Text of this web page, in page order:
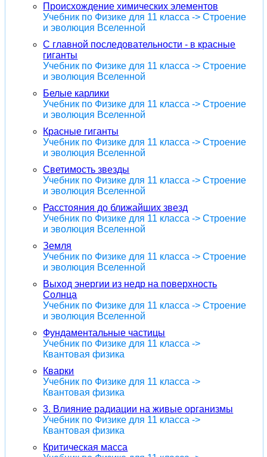
Происхождение химических элементов
Учебник по Физике для 11 класса -> Строение
и эволюция Вселенной
С главной последовательности - в красные
гиганты
Учебник по Физике для 11 класса -> Строение
и эволюция Вселенной
Белые карлики
Учебник по Физике для 11 класса -> Строение
и эволюция Вселенной
Красные гиганты
Учебник по Физике для 11 класса -> Строение
и эволюция Вселенной
Светимость звезды
Учебник по Физике для 11 класса -> Строение
и эволюция Вселенной
Расстояния до ближайших звезд
Учебник по Физике для 11 класса -> Строение
и эволюция Вселенной
Земля
Учебник по Физике для 11 класса -> Строение
и эволюция Вселенной
Выход энергии из недр на поверхность
Солнца
Учебник по Физике для 11 класса -> Строение
и эволюция Вселенной
Фундаментальные частицы
Учебник по Физике для 11 класса ->
Квантовая физика
Кварки
Учебник по Физике для 11 класса ->
Квантовая физика
3. Влияние радиации на живые организмы
Учебник по Физике для 11 класса ->
Квантовая физика
Критическая масса